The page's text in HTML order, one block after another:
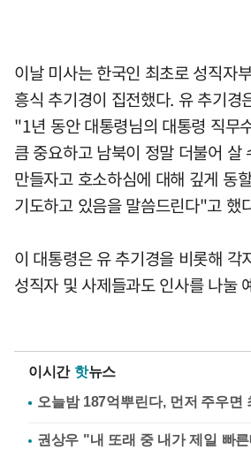
이날 미사는 한국인 최초로 성직자
흥식 추기경이 집전했다. 유 추기경
"1년 동안 대통령님의 대통령 직무
큼 중요하고 남북이 정말 더불어 살
만들자고 호소하심에 대해 깊게 동
기도하고 있음을 말씀드린다"고 했
이 대통령은 유 추기경을 비롯해 각
성직자 및 사제들과도 인사를 나눌
이시간 핫뉴스
권상우 "내 또래 중 내가 제일 빠